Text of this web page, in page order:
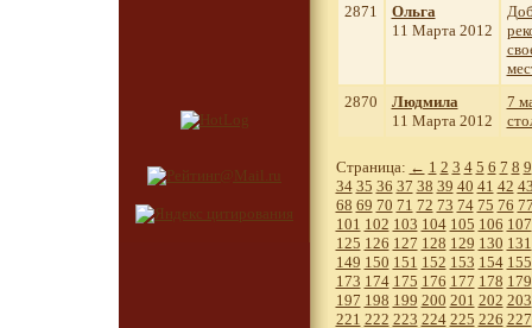
2871
Ольга
11 Марта 2012
2870
Людмила
11 Марта 2012
7
Страница: ← 1 2 3 4 5 6 7 8 9
34 35 36 37 38 39 40 41 42
68 69 70 71 72 73 74 75 76
101 102 103 104 105 106 107
125 126 127 128 129 130 131
149 150 151 152 153 154 155
173 174 175 176 177 178 179
197 198 199 200 201 202 203
221 222 223 224 225 226 227